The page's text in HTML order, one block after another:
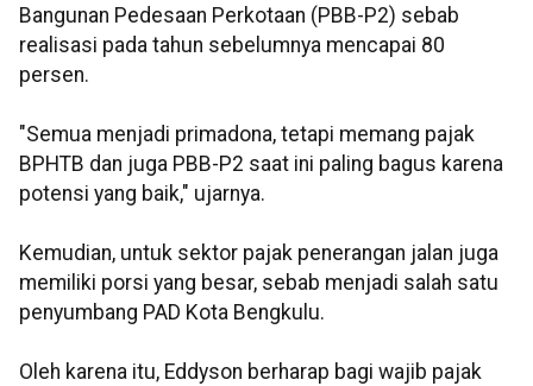
Bangunan Pedesaan Perkotaan (PBB-P2) sebab
realisasi pada tahun sebelumnya mencapai 80
persen.
"Semua menjadi primadona, tetapi memang pajak
BPHTB dan juga PBB-P2 saat ini paling bagus karena
potensi yang baik," ujarnya.
Kemudian, untuk sektor pajak penerangan jalan juga
memiliki porsi yang besar, sebab menjadi salah satu
penyumbang PAD Kota Bengkulu.
Oleh karena itu, Eddyson berharap bagi wajib pajak